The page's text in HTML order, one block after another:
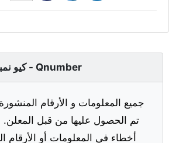
كيو نمبر - Qnumber
جميع المعلومات و الأرقام
تم الحصول عليها من قبل المعلن.
أخطاء في المعلومات أو الأرقام